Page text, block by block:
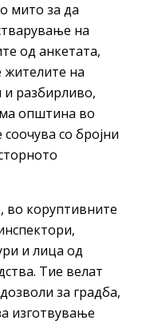
мито за да
на
од анкетата,
жителите на
разбирливо,
општина во
со бројни
во коруптивните
и лица од
Тие велат
за градба,
изготвување